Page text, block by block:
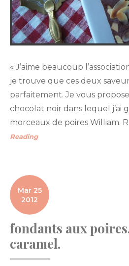
« J’aime beaucoup
je trouve que ces deux
parfaitement. Je vous
chocolat noir dans lequel j’ai
morceaux de poires William.
Reading
Mar 25
2012
fondants aux
caramel.